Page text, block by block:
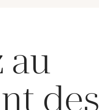
au
des